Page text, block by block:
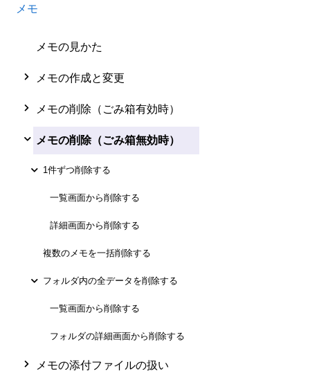
メモ
メモの見かた
メモの作成と変更
メモの削除（ごみ箱有効時）
メモの削除（ごみ箱無効時）
1件ずつ削除する
一覧画面から削除する
詳細画面から削除する
複数のメモを一括削除する
フォルダ内の全データを削除する
一覧画面から削除する
フォルダの詳細画面から削除する
メモの添付ファイルの扱い